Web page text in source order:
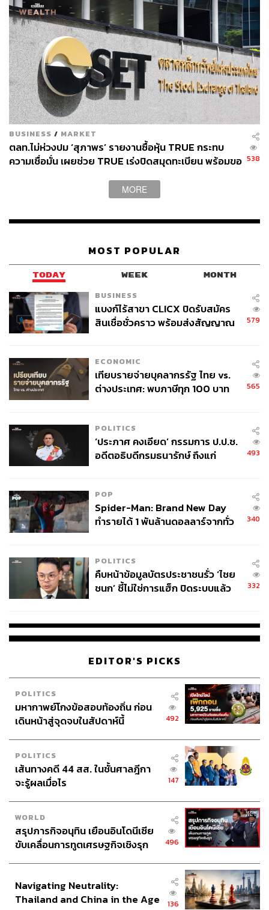
BUSINESS / MARKET
ตลท.ไม่ห่วงปม ‘สุภาพร’ รายงานซื้อหุ้น TRUE กระทบ
ความเชื่อมั่น เผยช่วย TRUE เร่งปิดสมุดทะเบียน พร้อมขอ 538
MORE
MOST POPULAR
TODAY WEEK MONTH
BUSINESS
แบงก์ไร้สาขา CLICX ปิดรับสมัคร
สินเชื่อชั่วคราว พร้อมส่งสัญญาณ
579
ECONOMIC
เทียบรายจ่ายบุคลากรรัฐ ไทย vs.
ต่างประเทศ: พบภาษีทุก 100 บาท
565
POLITICS
‘ประภาศ คงเอียด’ กรรมการ ป.ป.ช.
อดีตอธิบดีกรมธนารักษ์ ถึงแก่
493
POP
Spider-Man: Brand New Day
ทำรายได้ 1 พันล้านดอลลาร์จากทั่ว
340
POLITICS
คืบหน้าข้อมูลบัตรประชาชนรั่ว ‘ไชย
ชนก’ ชี้ไม่ใช่การแฮ็ก ปิดระบบแล้ว
332
EDITOR'S PICKS
POLITICS
มหากาพย์โกงข้อสอบท้องถิ่น ก่อน
เดินหน้าสู่จุดจบในสัปดาห์นี้
492
POLITICS
เส้นทางคดี 44 สส. ในชั้นศาลฎีกา
จะรู้ผลเมื่อไร
147
WORLD
สรุปภารกิจอนุทิน เยือนอินโดนีเซีย
ขับเคลื่อนการทูตเศรษฐกิจเชิงรุก
496
Navigating Neutrality:
Thailand and China in the Age
136